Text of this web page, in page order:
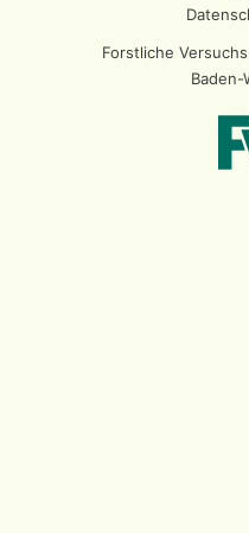
Forstliche